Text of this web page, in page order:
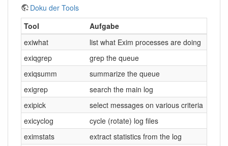
Doku der Tools
Tool
Aufgabe
exiwhat
list what Exim processes are doing
exiqgrep
grep the queue
exiqsumm
summarize the queue
exigrep
search the main log
exipick
select messages on various criteria
exicyclog
cycle (rotate) log files
eximstats
extract statistics from the log